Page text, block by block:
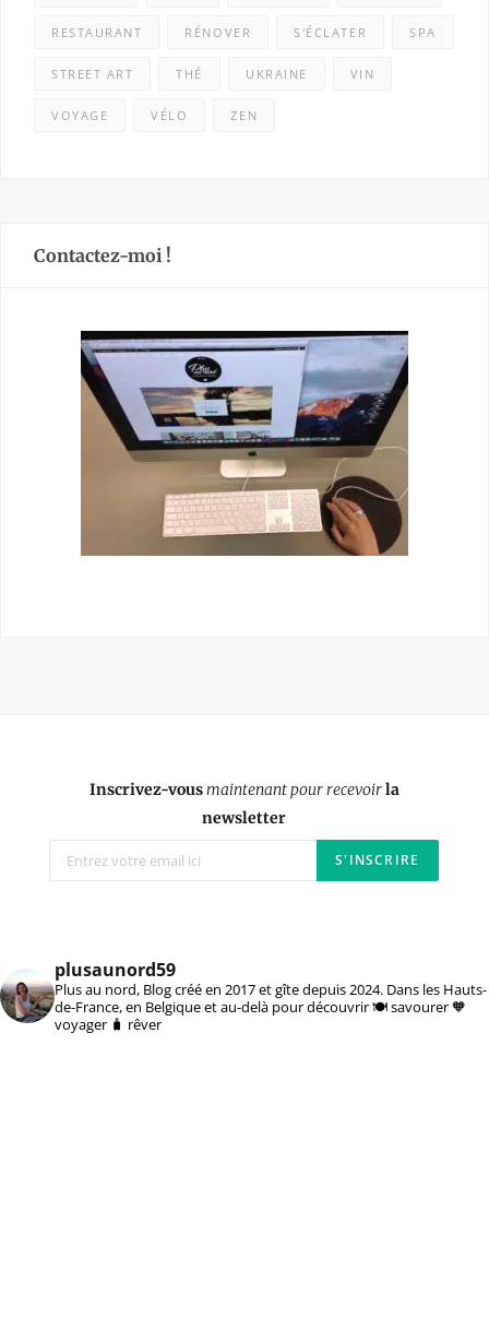
RESTAURANT RÉNOVER S'ÉCLATER SPA
STREET ART THÉ UKRAINE VIN
VOYAGE VÉLO ZEN
Contactez-moi !
Inscrivez-vousmaintenant pour recevoirla
newsletter
plusaunord59
Plus au nord, Blog créé en 2017 et gîte depuis 2024. Dans les Hauts-
de-France, en Belgique et au-delà pour découvrir 🍽️ savourer 🧡
voyager 🧳 rêver